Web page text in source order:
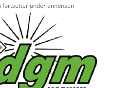
fortsetter under annonsen